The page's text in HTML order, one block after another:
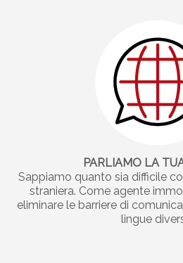
PARLIAMO LA
Sappiamo quanto sia difficile
straniera. Come agente
eliminare le barriere di
lingue